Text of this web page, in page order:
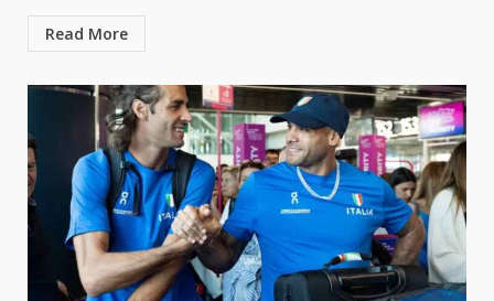
Read More